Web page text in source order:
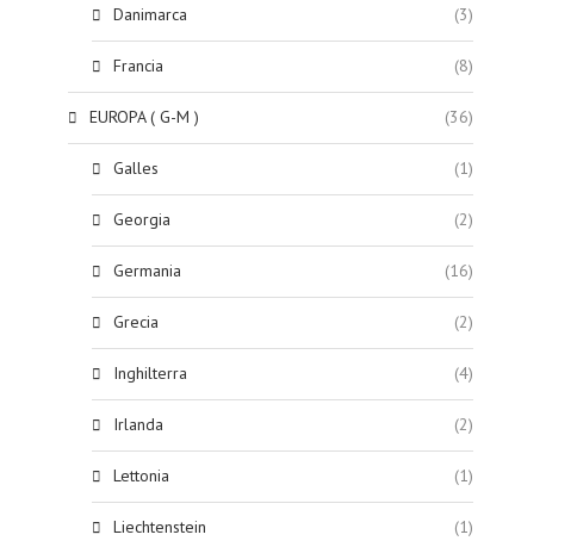
Danimarca (3)
Francia (8)
EUROPA ( G-M ) (36)
Galles (1)
Georgia (2)
Germania (16)
Grecia (2)
Inghilterra (4)
Irlanda (2)
Lettonia (1)
Liechtenstein (1)